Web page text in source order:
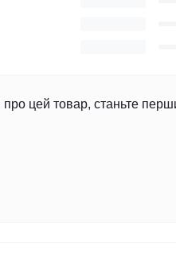
про цей товар, станьте